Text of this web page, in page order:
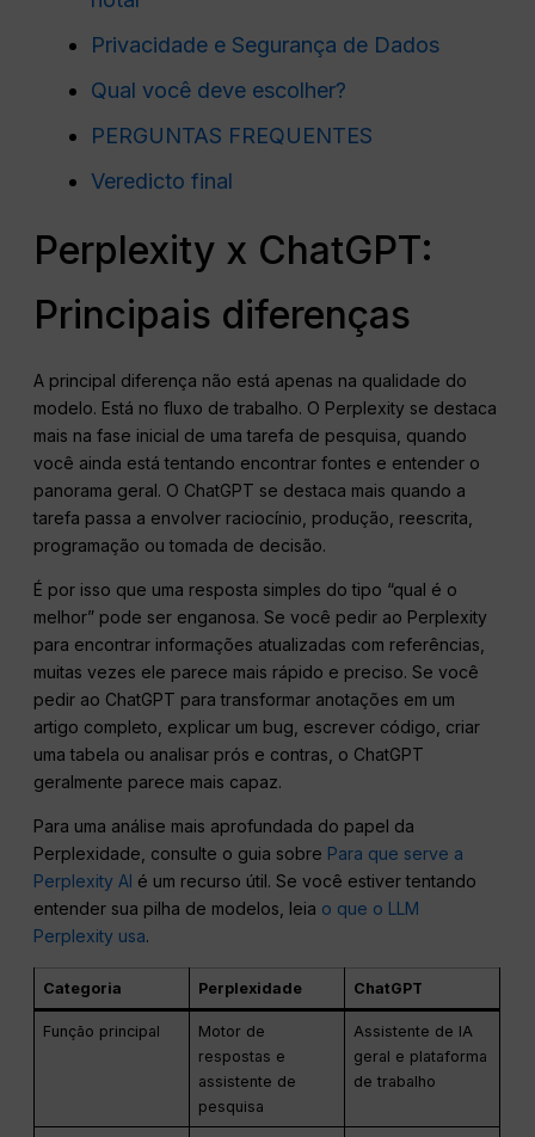
Privacidade e Segurança de Dados
Qual você deve escolher?
PERGUNTAS FREQUENTES
Veredicto final
Perplexity x ChatGPT:
Principais diferenças
A principal diferença não está apenas na qualidade do
modelo. Está no fluxo de trabalho. O Perplexity se destaca
mais na fase inicial de uma tarefa de pesquisa, quando
você ainda está tentando encontrar fontes e entender o
panorama geral. O ChatGPT se destaca mais quando a
tarefa passa a envolver raciocínio, produção, reescrita,
programação ou tomada de decisão.
É por isso que uma resposta simples do tipo “qual é o
melhor” pode ser enganosa. Se você pedir ao Perplexity
para encontrar informações atualizadas com referências,
muitas vezes ele parece mais rápido e preciso. Se você
pedir ao ChatGPT para transformar anotações em um
artigo completo, explicar um bug, escrever código, criar
uma tabela ou analisar prós e contras, o ChatGPT
geralmente parece mais capaz.
Para uma análise mais aprofundada do papel da
Perplexidade, consulte o guia sobre Para que serve a
Perplexity AI é um recurso útil. Se você estiver tentando
entender sua pilha de modelos, leia o que o LLM
Perplexity usa.
Categoria Perplexidade ChatGPT
Função principal
Motor de
respostas e
assistente de
pesquisa
Assistente de IA
geral e plataforma
de trabalho